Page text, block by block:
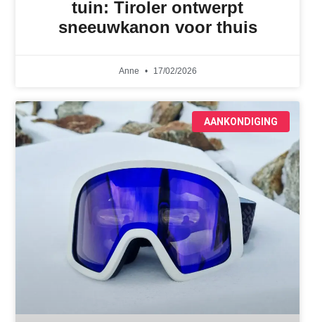
tuin: Tiroler ontwerpt
sneeuwkanon voor thuis
Anne 17/02/2026
AANKONDIGING